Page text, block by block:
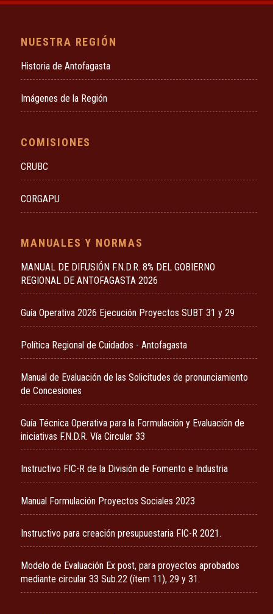
NUESTRA REGIÓN
Historia de Antofagasta
Imágenes de la Región
COMISIONES
CRUBC
CORGAPU
MANUALES Y NORMAS
MANUAL DE DIFUSIÓN F.N.D.R. 8% DEL GOBIERNO
REGIONAL DE ANTOFAGASTA 2026
Guía Operativa 2026 Ejecución Proyectos SUBT 31 y 29
Política Regional de Cuidados - Antofagasta
Manual de Evaluación de las Solicitudes de pronunciamiento
de Concesiones
Guía Técnica Operativa para la Formulación y Evaluación de
iniciativas F.N.D.R. Vía Circular 33
Instructivo FIC-R de la División de Fomento e Industria
Manual Formulación Proyectos Sociales 2023
Instructivo para creación presupuestaria FIC-R 2021.
Modelo de Evaluación Ex post, para proyectos aprobados
mediante circular 33 Sub.22 (ítem 11), 29 y 31.